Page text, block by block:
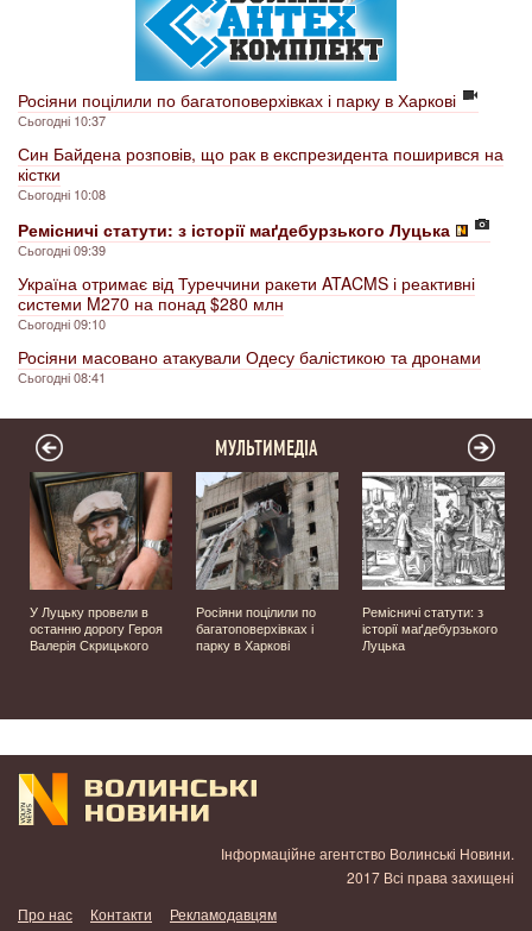
Росіяни поцілили по багатоповерхівках і парку в Харкові
Сьогодні 10:37
Син Байдена розповів, що рак в експрезидента поширився на
кістки
Сьогодні 10:08
Ремісничі статути: з історії маґдебурзького Луцька
Сьогодні 09:39
Україна отримає від Туреччини ракети ATACMS і реактивні
системи M270 на понад $280 млн
Сьогодні 09:10
Росіяни масовано атакували Одесу балістикою та дронами
Сьогодні 08:41
МУЛЬТИМЕДІА
У Луцьку провели в
останню дорогу Героя
Валерія Скрицького
Росіяни поцілили по
багатоповерхівках і
парку в Харкові
Ремісничі статути: з
історії маґдебурзького
Луцька
Інформаційне агентство Волинські Новини.
2017 Всі права захищені
Про нас
Контакти Рекламодавцям